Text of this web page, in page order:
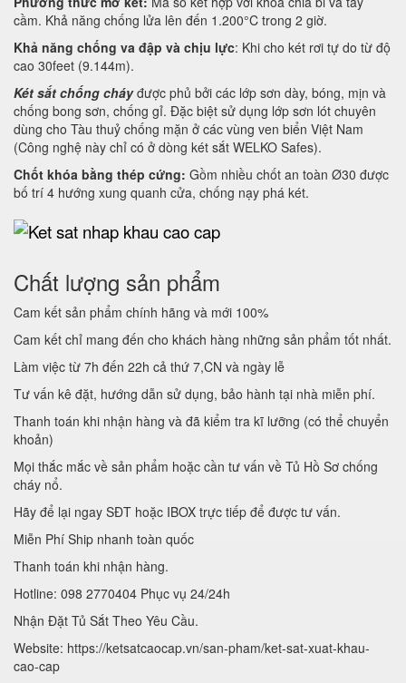
cầm. Khả năng chống lửa lên đến 1.200°C trong 2 giờ.
Khả năng chống va đập và chịu lực: Khi cho két rơi tự do từ độ
cao 30feet (9.144m).
Két sắt chống cháyđược phủ bởi các lớp sơn dày, bóng, mịn và
chống bong sơn, chống gỉ. Đặc biệt sử dụng lớp sơn lót chuyên
dùng cho Tàu thuỷ chống mặn ở các vùng ven biển Việt Nam
(Công nghệ này chỉ có ở dòng két sắt WELKO Safes).
Chốt khóa bằng thép cứng: Gồm nhiều chốt an toàn Ø30 được
bố trí 4 hướng xung quanh cửa, chống nạy phá két.
Chất lượng sản phẩm
Cam kết sản phẩm chính hãng và mới 100%
Cam kết chỉ mang đến cho khách hàng những sản phẩm tốt nhất.
Làm việc từ 7h đến 22h cả thứ 7,CN và ngày lễ
Tư vấn kê đặt, hướng dẫn sử dụng, bảo hành tại nhà miễn phí.
Thanh toán khi nhận hàng và đã kiểm tra kĩ lưỡng (có thể chuyển
khoản)
Mọi thắc mắc về sản phẩm hoặc cần tư vấn về Tủ Hồ Sơ chống
cháy nổ.
Hãy để lại ngay SĐT hoặc IBOX trực tiếp để được tư vấn.
Miễn Phí Ship nhanh toàn quốc
Thanh toán khi nhận hàng.
Hotline: 098 2770404 Phục vụ 24/24h
Nhận Đặt Tủ Sắt Theo Yêu Cầu.
Website: https://ketsatcaocap.vn/san-pham/ket-sat-xuat-khau-
cao-cap